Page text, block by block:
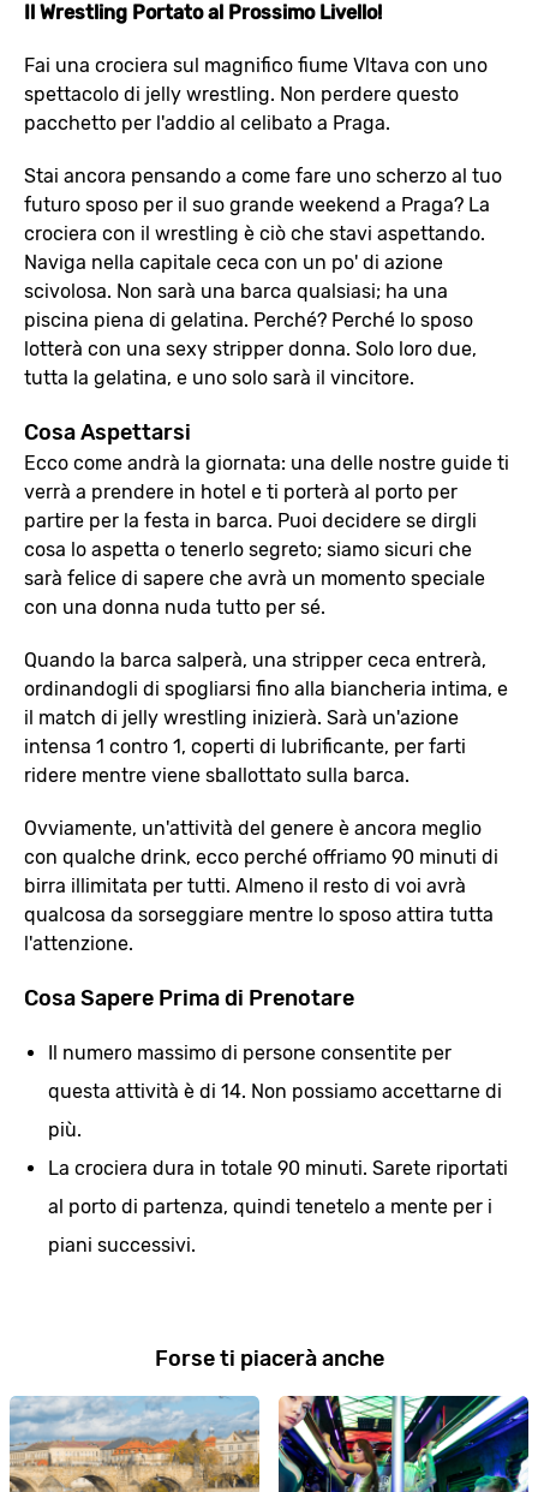
Il Wrestling Portato al Prossimo Livello!
Fai una crociera sul magnifico fiume Vltava con uno
spettacolo di jelly wrestling. Non perdere questo
pacchetto per l'addio al celibato a Praga.
Stai ancora pensando a come fare uno scherzo al tuo
futuro sposo per il suo grande weekend a Praga? La
crociera con il wrestling è ciò che stavi aspettando.
Naviga nella capitale ceca con un po' di azione
scivolosa. Non sarà una barca qualsiasi; ha una
piscina piena di gelatina. Perché? Perché lo sposo
lotterà con una sexy stripper donna. Solo loro due,
tutta la gelatina, e uno solo sarà il vincitore.
Cosa Aspettarsi
Ecco come andrà la giornata: una delle nostre guide ti
verrà a prendere in hotel e ti porterà al porto per
partire per la festa in barca. Puoi decidere se dirgli
cosa lo aspetta o tenerlo segreto; siamo sicuri che
sarà felice di sapere che avrà un momento speciale
con una donna nuda tutto per sé.
Quando la barca salperà, una stripper ceca entrerà,
ordinandogli di spogliarsi fino alla biancheria intima, e
il match di jelly wrestling inizierà. Sarà un'azione
intensa 1 contro 1, coperti di lubrificante, per farti
ridere mentre viene sballottato sulla barca.
Ovviamente, un'attività del genere è ancora meglio
con qualche drink, ecco perché offriamo 90 minuti di
birra illimitata per tutti. Almeno il resto di voi avrà
qualcosa da sorseggiare mentre lo sposo attira tutta
l'attenzione.
Cosa Sapere Prima di Prenotare
Il numero massimo di persone consentite per
questa attività è di 14. Non possiamo accettarne di
più.
La crociera dura in totale 90 minuti. Sarete riportati
al porto di partenza, quindi tenetelo a mente per i
piani successivi.
Forse ti piacerà anche